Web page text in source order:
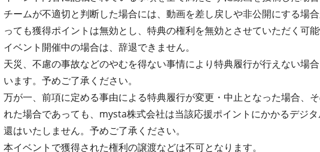
チームが不適切と判断した場合には、動画を差し戻しや非公開にする場
っても獲得ポイントは無効とし、特典の権利を無効とさせていただく可能
イベント開催中の場合は、辞退できません。
天災、不慮の事故などのやむを得ない事情により特典履行が行えない場
います。予めご了承ください。
万が一、前項に定める事由による特典履行が変更・中止となった場合、
れた場合であっても、mysta株式会社は当該応援ポイントにかかるデジ
還はいたしません。予めご了承ください。
本イベントで獲得された権利の譲渡などは不可となります。